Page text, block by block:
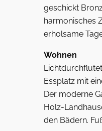
geschickt
harmonisches
erholsame
Wohnen
Essplatz mit
Der moderne
Holz-
den Bädern.